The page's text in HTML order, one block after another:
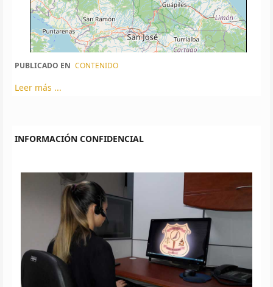
PUBLICADO EN CONTENIDO
Leer más ...
INFORMACIÓN CONFIDENCIAL